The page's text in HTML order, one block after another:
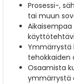
Prosessi-,
tai muun
Ymmärrystä
tehokkaiden
Osaamista
ymmärrystä